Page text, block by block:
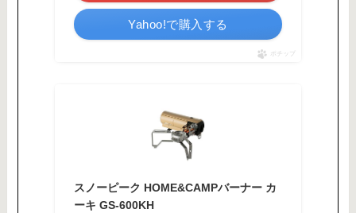
Yahoo!で購入する
ポチップ
スノーピーク HOME&CAMPバーナー カ
ーキ GS-600KH